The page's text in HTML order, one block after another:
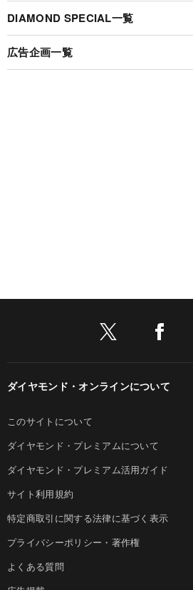
DIAMOND SPECIAL一覧
広告企画一覧
ダイヤモンド・オンラインについて
このサイトについて
ダイヤモンド・プレミアムについて
ダイヤモンド・プレミアム活用ガイド
サイト利用規約
特定商取引に関する法律に基づく表示
プライバシーポリシー・著作権
よくある質問